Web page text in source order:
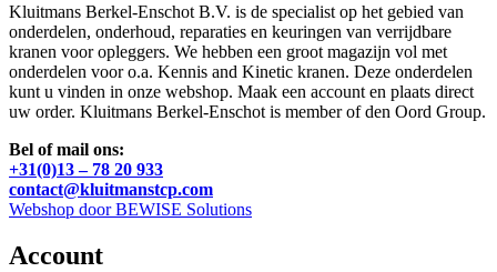
Kluitmans Berkel-Enschot B.V. is de specialist op het gebied van
onderdelen, onderhoud, reparaties en keuringen van verrijdbare
kranen voor opleggers. We hebben een groot magazijn vol met
onderdelen voor o.a. Kennis and Kinetic kranen. Deze onderdelen
kunt u vinden in onze webshop. Maak een account en plaats direct
uw order. Kluitmans Berkel-Enschot is member of den Oord Group.
Bel of mail ons:
+31(0)13 – 78 20 933
contact@kluitmanstcp.com
Webshop door BEWISE Solutions
Account